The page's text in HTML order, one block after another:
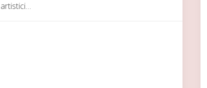
artistici…